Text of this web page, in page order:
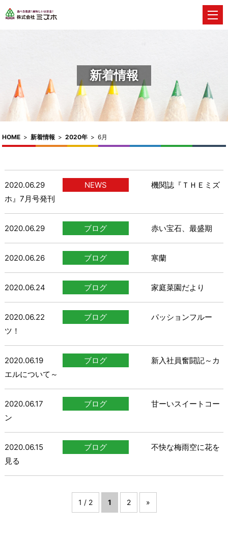
新着情報
HOME > 新着情報 > 2020年 > 6月
2020.06.29 NEWS
機関誌『ＴＨＥミズ
ホ』7月号発刊
2020.06.29 ブログ 赤い宝石、最盛期
2020.06.26 ブログ 寒蘭
2020.06.24 ブログ 家庭菜園だより
2020.06.22 ブログ
パッションフルー
ツ！
2020.06.19 ブログ
新入社員奮闘記～カ
エルについて～
2020.06.17 ブログ
甘ーいスイートコー
ン
2020.06.15 ブログ
不快な梅雨空に花を
見る
1 / 2 1 2 »